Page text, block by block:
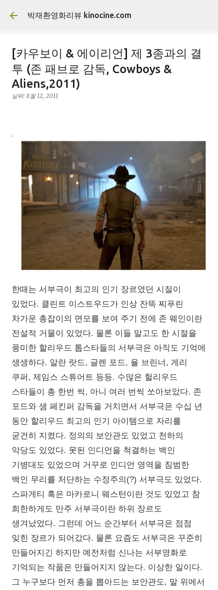
기본 콘텐츠로 건너뛰기
박재환영화리뷰 kinocine.com
[카우보이 & 에이리언] 제 3종과의 결
투 (존 패브로 감독, Cowboys &
Aliens,2011)
날짜: 8월 12, 2011
한때는 서부극이 최고의 인기 장르였던 시절이
있었다. 클린트 이스트우드가 인상 잔뜩 찌푸린
차가운 총잡이의 면모를 보여 주기 전에 존 웨인이란
전설적 거물이 있었다. 물론 이들 말고도 한 시절을
풍미한 할리우드 톱스타들의 서부극은 아직도 기억에
생생하다. 알란 랏드, 글렌 포드, 율 브린너, 게리
쿠퍼, 제임스 스튜어트 등등. 수많은 헐리우드
스타들이 총 한번 씩, 아니 여러 번씩 쏘아보았다. 존
포드와 샘 페킨퍼 감독을 거치면서 서부극은 수십 년
동안 할리우드 최고의 인기 아이템으로 자리를
굳건히 지켰다. 정의의 보안관도 있었고 천하의
악당도 있었다. 못된 인디언을 척결하는 백인
기병대도 있었으며 거꾸로 인디언 영역을 침범한
백인 무리를 처단하는 수정주의(?) 서부극도 있었다.
스파게티 혹은 마카로니 웨스턴이란 것도 있었고 참
희한하게도 만주 서부극이란 하위 장르도
생겨났었다. 그런데 어느 순간부터 서부극은 점점
잊힌 장르가 되어갔다. 물론 요즘도 서부극은 꾸준히
만들어지긴 하지만 예전처럼 신나는 서부영화로
기억되는 작품은 만들어지지 않는다. 이상한 일이다.
그 누구보다 먼저 총을 뽑아드는 보안관도, 말 위에서